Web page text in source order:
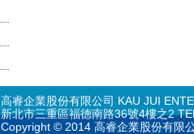
高睿企業股份有限公司 KAU JUI
新北市三重區福德南路36號4樓之2
Copyright © 2014 高睿企業股份有限